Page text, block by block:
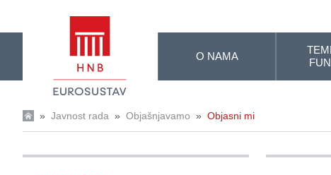
O NAMA
» Javnost rada » Objašnjavamo » Objasni mi